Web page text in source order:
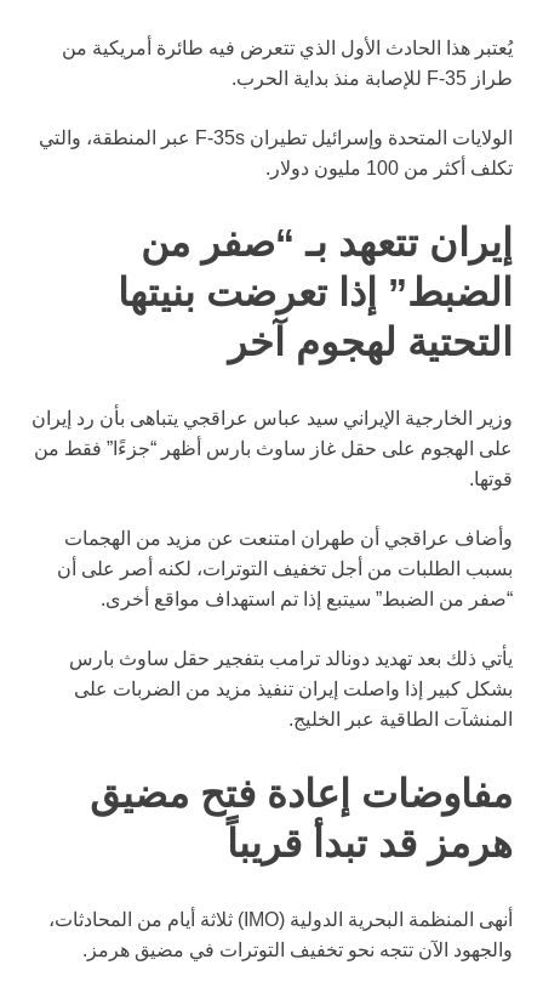
يُعتبر هذا الحادث الأول الذي تتعرض فيه طائرة أمريكية من
طراز F-35 للإصابة منذ بداية الحرب.
الولايات المتحدة وإسرائيل تطيران F-35s عبر المنطقة، والتي
تكلف أكثر من 100 مليون دولار.
إيران تتعهد بـ “صفر من
الضبط” إذا تعرضت بنيتها
التحتية لهجوم آخر
وزير الخارجية الإيراني سيد عباس عراقجي يتباهى بأن رد إيران
على الهجوم على حقل غاز ساوث بارس أظهر “جزءًا” فقط من
قوتها.
وأضاف عراقجي أن طهران امتنعت عن مزيد من الهجمات
بسبب الطلبات من أجل تخفيف التوترات، لكنه أصر على أن
“صفر من الضبط” سيتبع إذا تم استهداف مواقع أخرى.
يأتي ذلك بعد تهديد دونالد ترامب بتفجير حقل ساوث بارس
بشكل كبير إذا واصلت إيران تنفيذ مزيد من الضربات على
المنشآت الطاقية عبر الخليج.
مفاوضات إعادة فتح مضيق
هرمز قد تبدأ قريباً
أنهى المنظمة البحرية الدولية (IMO) ثلاثة أيام من المحادثات،
والجهود الآن تتجه نحو تخفيف التوترات في مضيق هرمز.